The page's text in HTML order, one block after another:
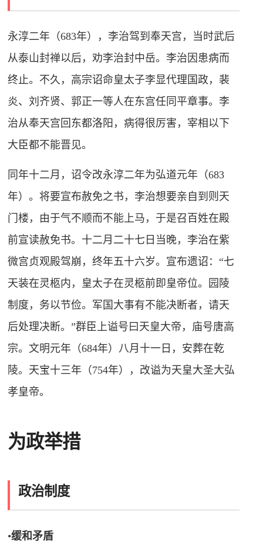
永淳二年（683年），李治驾到奉天宫，当时武后
从泰山封禅以后，劝李治封中岳。李治因患病而
终止。不久，高宗诏命皇太子李显代理国政，裴
炎、刘齐贤、郭正一等人在东宫任同平章事。李
治从奉天宫回东都洛阳，病得很厉害，宰相以下
大臣都不能晋见。
同年十二月，诏令改永淳二年为弘道元年（683
年）。将要宣布赦免之书，李治想要亲自到则天
门楼，由于气不顺而不能上马，于是召百姓在殿
前宣读赦免书。十二月二十七日当晚，李治在紫
微宫贞观殿驾崩，终年五十六岁。宣布遗诏：“七
天装在灵柩内，皇太子在灵柩前即皇帝位。园陵
制度，务以节俭。军国大事有不能决断者，请天
后处理决断。”群臣上谥号曰天皇大帝，庙号唐高
宗。文明元年（684年）八月十一日，安葬在乾
陵。天宝十三年（754年），改谥为天皇大圣大弘
孝皇帝。
为政举措
政治制度
•缓和矛盾